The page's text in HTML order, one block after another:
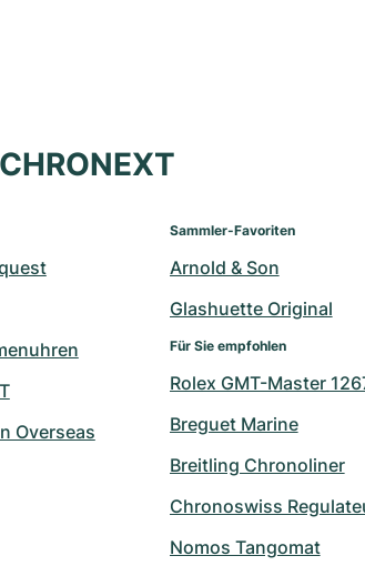
Overseas
Sammler-Favoriten
Arnold & Son
Glashuette Original
Für Sie empfohlen
Rolex GMT-Master
Breguet Marine
Breitling Chronoliner
Chronoswiss
Nomos Tangomat